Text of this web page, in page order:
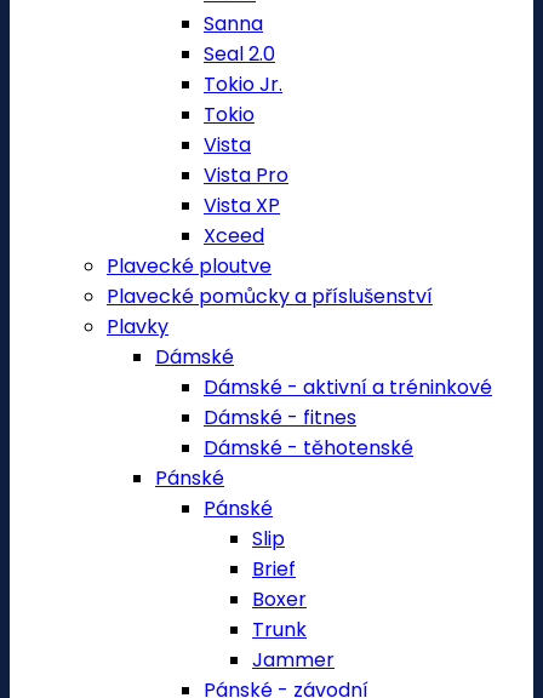
Sanna
Seal 2.0
Tokio Jr.
Tokio
Vista
Vista Pro
Vista XP
Xceed
Plavecké ploutve
Plavecké pomůcky a příslušenství
Plavky
Dámské
Dámské - aktivní a tréninkové
Dámské - fitnes
Dámské - těhotenské
Pánské
Pánské
Slip
Brief
Boxer
Trunk
Jammer
Pánské - závodní